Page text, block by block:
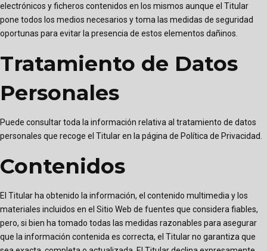
electrónicos y ficheros contenidos en los mismos aunque el Titular
pone todos los medios necesarios y toma las medidas de seguridad
oportunas para evitar la presencia de estos elementos dañinos.
Tratamiento de Datos
Personales
Puede consultar toda la información relativa al tratamiento de datos
personales que recoge el Titular en la página de Política de Privacidad
Contenidos
El Titular ha obtenido la información, el contenido multimedia y los
materiales incluidos en el Sitio Web de fuentes que considera fiables,
pero, si bien ha tomado todas las medidas razonables para asegurar
que la información contenida es correcta, el Titular no garantiza que